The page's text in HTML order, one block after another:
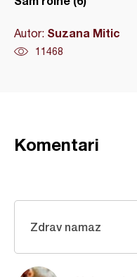
Autor: Suzana Mitic
11468
Komentari
Zdrav namaz